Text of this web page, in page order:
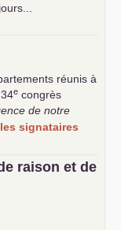
réunis à
e congrès
de notre
signataires
raison et de